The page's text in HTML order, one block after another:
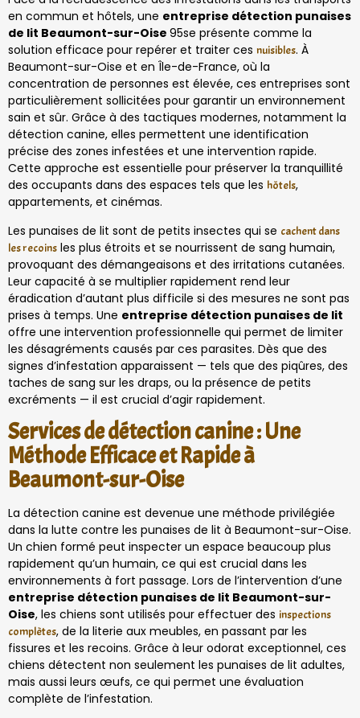
en commun et hôtels, une entreprise détection punaises
de lit Beaumont-sur-Oise 95se présente comme la
solution efficace pour repérer et traiter ces nuisibles. À
Beaumont-sur-Oise et en Île-de-France, où la
concentration de personnes est élevée, ces entreprises sont
particulièrement sollicitées pour garantir un environnement
sain et sûr. Grâce à des tactiques modernes, notamment la
détection canine, elles permettent une identification
précise des zones infestées et une intervention rapide.
Cette approche est essentielle pour préserver la tranquillité
des occupants dans des espaces tels que les hôtels,
appartements, et cinémas.
Les punaises de lit sont de petits insectes qui se cachent dans
les recoins les plus étroits et se nourrissent de sang humain,
provoquant des démangeaisons et des irritations cutanées.
Leur capacité à se multiplier rapidement rend leur
éradication d’autant plus difficile si des mesures ne sont pas
prises à temps. Une entreprise détection punaises de lit
offre une intervention professionnelle qui permet de limiter
les désagréments causés par ces parasites. Dès que des
signes d’infestation apparaissent — tels que des piqûres, des
taches de sang sur les draps, ou la présence de petits
excréments — il est crucial d’agir rapidement.
Services de détection canine : Une
Méthode Efficace et Rapide à
Beaumont-sur-Oise
La détection canine est devenue une méthode privilégiée
dans la lutte contre les punaises de lit à Beaumont-sur-Oise.
Un chien formé peut inspecter un espace beaucoup plus
rapidement qu’un humain, ce qui est crucial dans les
environnements à fort passage. Lors de l’intervention d’une
entreprise détection punaises de lit Beaumont-sur-
Oise, les chiens sont utilisés pour effectuer des inspections
complètes, de la literie aux meubles, en passant par les
fissures et les recoins. Grâce à leur odorat exceptionnel, ces
chiens détectent non seulement les punaises de lit adultes,
mais aussi leurs œufs, ce qui permet une évaluation
complète de l’infestation.